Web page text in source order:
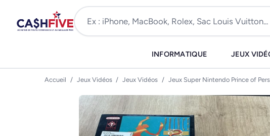
INFORMATIQUE JEUX
Accueil / Jeux Vidéos / Jeux Vidéos / Jeux Super Nintendo Prince of